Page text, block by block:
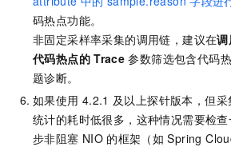
码热点功能。
非固定采样率采集的调用链，建议在
代码热点的 Trace 参数筛选包含代码
题诊断。
如果使用 4.2.1 及以上探针版本，但
统计的耗时低很多，这种情况需要检
步非阻塞 NIO 的框架（如 Spring